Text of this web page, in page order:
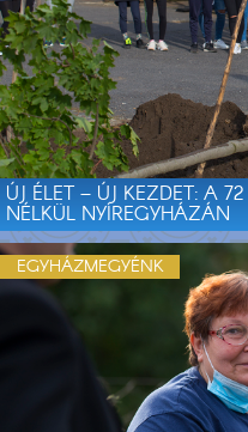
ÚJ ÉLET – ÚJ KEZDET: A
NÉLKÜL NYÍREGYHÁZÁN
EGYHÁZMEGYÉNK